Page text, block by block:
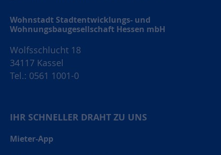
Wohnstadt Stadtentwicklungs- und
Wohnungsbaugesellschaft Hessen mbH
Wolfsschlucht 18
34117 Kassel
Tel.: 0561 1001-0
IHR SCHNELLER DRAHT ZU UNS
Mieter-App